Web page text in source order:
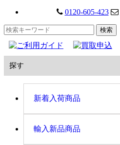
0120-605-423
探す
新着入荷商品
輸入新品商品